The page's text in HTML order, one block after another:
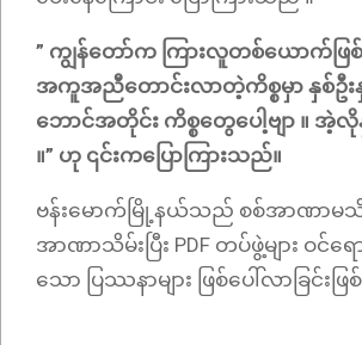
” ကျွန်တော်က ကြားလူတစ်ယောက်ဖြ
အကူအညီတောင်းလာတဲ့ကိစ္စမှာ နှစ်ဦး
ဘောင်အတိုင်း ကိစ္စတွေပေါ့ဗျာ ။
။” ဟု ၎င်းကပြောကြားသည်။
ဗန်းမောက်မြို့နယ်သည် စစ်အာဏာမသိမ်
အာဏာသိမ်းပြီး PDF တပ်ဖွဲ့များ ဝ
သော ပြဿနာများ ဖြစ်ပေါ်လာခြင်